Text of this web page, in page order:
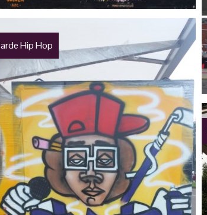
Hip Hop